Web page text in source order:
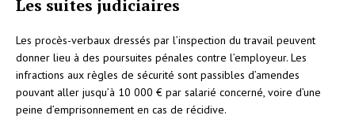
Les suites judiciaires
Les procès-verbaux dressés par l’inspection du travail peuvent
donner lieu à des poursuites pénales contre l’employeur. Les
infractions aux règles de sécurité sont passibles d’amendes
pouvant aller jusqu’à 10 000 € par salarié concerné, voire d’une
peine d’emprisonnement en cas de récidive.